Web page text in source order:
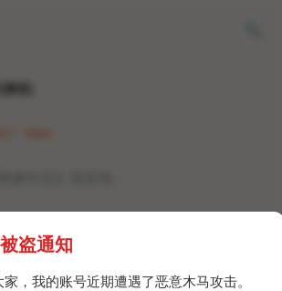
盗通知
，我的账号近期遭遇了恶意木马攻击。